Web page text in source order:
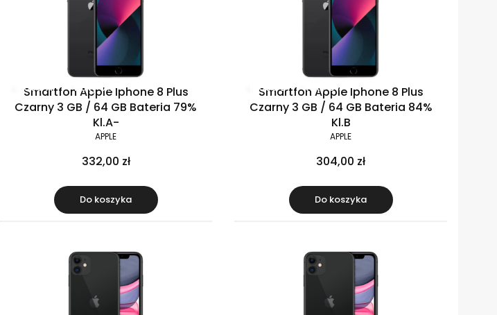
Klasa A- Raty 0%
Smartfon Apple Iphone 8 Plus
Czarny 3 GB / 64 GB Bateria 79%
Kl.A-
APPLE
332,00 zł
Do koszyka
Klasa B Raty 0%
Smartfon Apple Iphone 8 Plus
Czarny 3 GB / 64 GB Bateria 84%
Kl.B
APPLE
304,00 zł
Do koszyka